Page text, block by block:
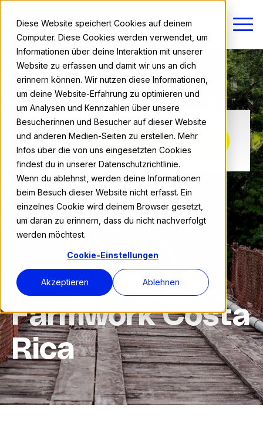
Diese Website speichert Cookies auf deinem
Computer. Diese Cookies werden verwendet, um
Informationen über deine Interaktion mit unserer
Website zu erfassen und damit wir uns an dich
erinnern können. Wir nutzen diese Informationen,
um deine Website-Erfahrung zu optimieren und
um Analysen und Kennzahlen über unsere
Besucherinnen und Besucher auf dieser Website
und anderen Medien-Seiten zu erstellen. Mehr
Infos über die von uns eingesetzten Cookies
findest du in unserer Datenschutzrichtlinie.
Wenn du ablehnst, werden deine Informationen
beim Besuch dieser Website nicht erfasst. Ein
einzelnes Cookie wird deinem Browser gesetzt,
um daran zu erinnern, dass du nicht nachverfolgt
werden möchtest.
Cookie-Einstellungen
Akzeptieren Ablehnen
ab 1.650 € Alle Preise & Termine
Farmwork
Farmwork Costa
Rica